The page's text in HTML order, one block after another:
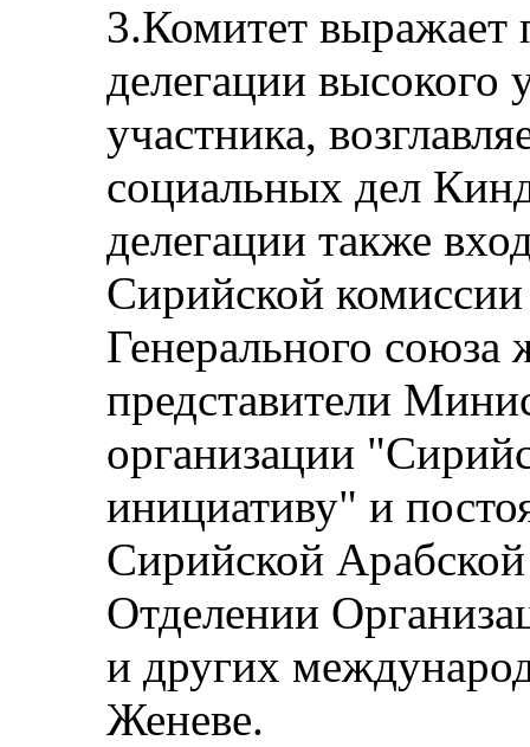
3.Комитет выражает
делегации высокого
участника,
социальных дел
делегации также
Сирийской
Генерального
представители
организации
инициативу" и
Сирийской
Отделении
и других
Женеве.